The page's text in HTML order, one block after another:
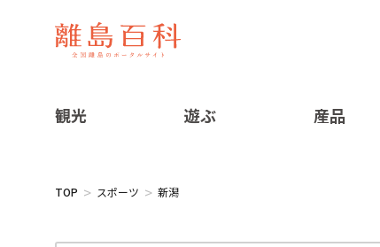
観光 遊ぶ 産品
TOP スポーツ 新潟